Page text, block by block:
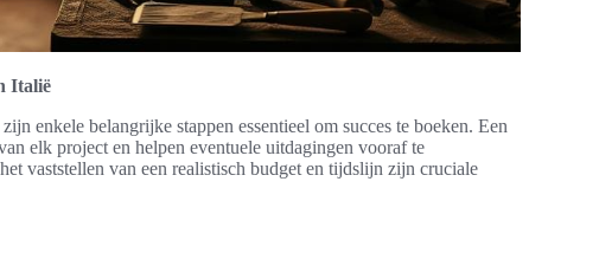
Italië
enkele belangrijke stappen essentieel om succes te boeken. Een
elk project en helpen eventuele uitdagingen vooraf te
vaststellen van een realistisch budget en tijdslijn zijn cruciale